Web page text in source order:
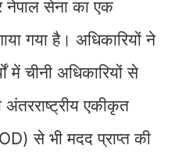
नेपाल सेना का एक
गया है। अधिकारियों ने
में चीनी अधिकारियों से
अंतरराष्ट्रीय एकीकृत
से भी मदद प्राप्त की